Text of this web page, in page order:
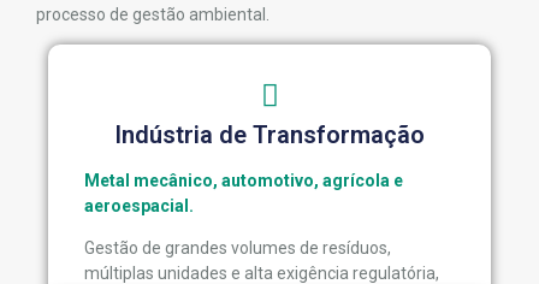
processo de gestão ambiental.
Indústria de Transformação
Metal mecânico, automotivo, agrícola e
aeroespacial.
Gestão de grandes volumes de resíduos,
múltiplas unidades e alta exigência regulatória,